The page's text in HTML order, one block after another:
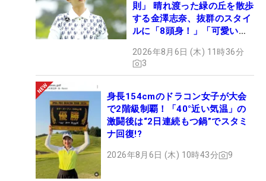
則」 晴れ渡った緑の丘を散歩
する金澤志奈、抜群のスタイ
ルに「8頭身！」「可愛いに
2026年8月6日 (木) 11時36分
3
身長154cmのドラコン女子が大会
で2階級制覇！「40°近い気温」の
激闘後は“2日連続もつ鍋”でスタミ
ナ回復!?
2026年8月6日 (木) 10時43分 9